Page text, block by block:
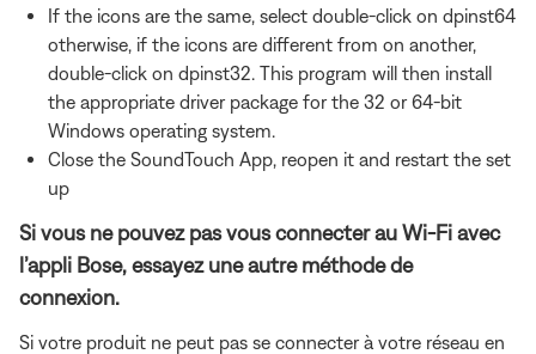
If the icons are the same, select double-click on dpinst64
otherwise, if the icons are different from on another,
double-click on dpinst32. This program will then install
the appropriate driver package for the 32 or 64-bit
Windows operating system.
Close the SoundTouch App, reopen it and restart the set
up
Si vous ne pouvez pas vous connecter au Wi-Fi avec
l’appli Bose, essayez une autre méthode de
connexion.
Si votre produit ne peut pas se connecter à votre réseau en